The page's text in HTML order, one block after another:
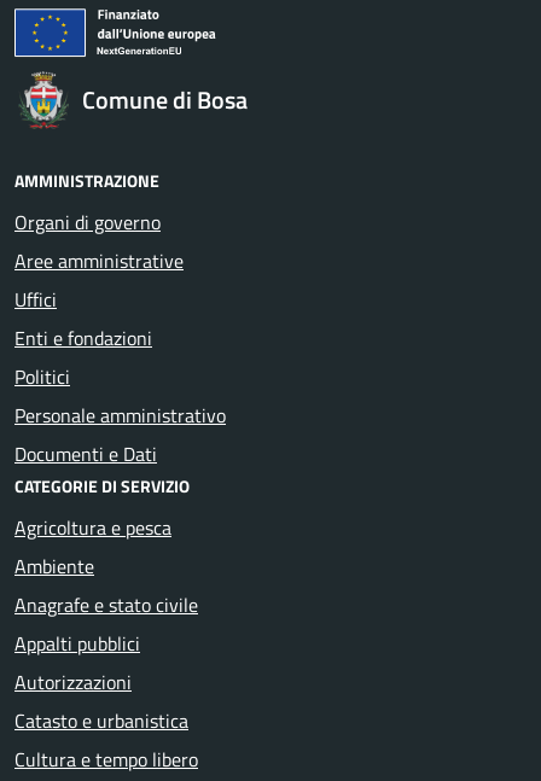
Comune di Bosa
AMMINISTRAZIONE
Organi di governo
Aree amministrative
Uffici
Enti e fondazioni
Politici
Personale amministrativo
Documenti e Dati
CATEGORIE DI SERVIZIO
Agricoltura e pesca
Ambiente
Anagrafe e stato civile
Appalti pubblici
Autorizzazioni
Catasto e urbanistica
Cultura e tempo libero